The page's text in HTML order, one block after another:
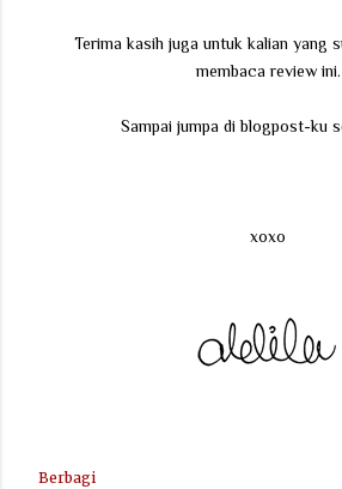
Terima kasih juga untuk kalian yang
membaca review ini.
Sampai jumpa di blogpost-ku
xoxo
Berbagi